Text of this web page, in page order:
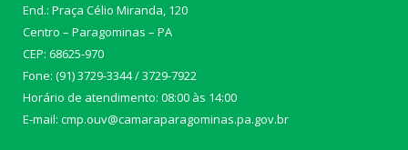
End.: Praça Célio Miranda, 120
Centro – Paragominas – PA
CEP: 68625-970
Fone: (91) 3729-3344 / 3729-7922
Horário de atendimento: 08:00 às 14:00
E-mail: cmp.ouv@camaraparagominas.pa.gov.br